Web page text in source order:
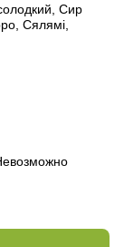
Сир
Сялямі,